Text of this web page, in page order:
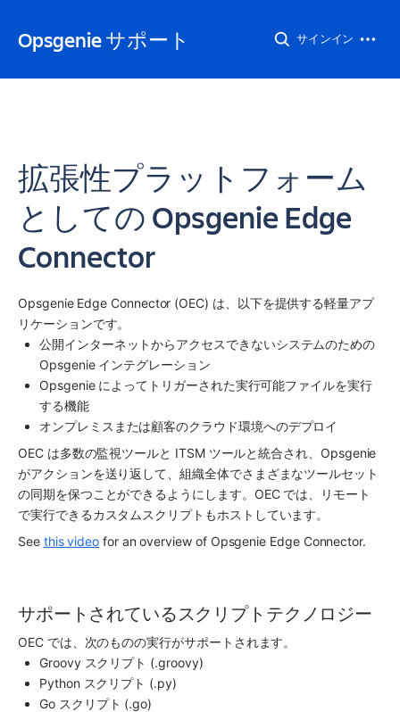
Opsgenie サポート サインイン
拡張性プラットフォーム
としての Opsgenie Edge
Connector
Opsgenie Edge Connector (OEC) は、以下を提供する軽量アプ
リケーションです。
公開インターネットからアクセスできないシステムのための
Opsgenie インテグレーション
Opsgenie によってトリガーされた実行可能ファイルを実行
する機能
オンプレミスまたは顧客のクラウド環境へのデプロイ
OEC は多数の監視ツールと ITSM ツールと統合され、Opsgenie
がアクションを送り返して、組織全体でさまざまなツールセット
の同期を保つことができるようにします。OEC では、リモート
で実行できるカスタムスクリプトもホストしています。
See this video for an overview of Opsgenie Edge Connector.
サポートされているスクリプトテクノロジー
OEC では、次のものの実行がサポートされます。
Groovy スクリプト (.groovy)
Python スクリプト (.py)
Go スクリプト (.go)